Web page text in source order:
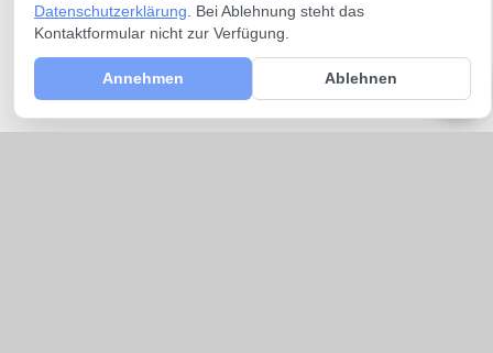
Datenschutzerklärung . Bei Ablehnung steht das
Kontaktformular nicht zur Verfügung.
Annehmen Ablehnen